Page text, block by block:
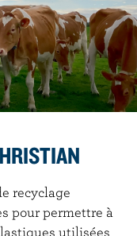
recyclage
pour permettre à
utilisées